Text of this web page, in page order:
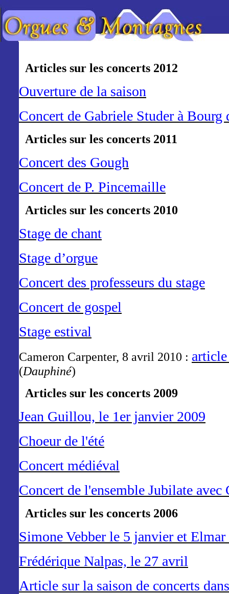
Articles sur les concerts 2012
Ouverture de la saison
Concert de Gabriele Studer à Bourg
Articles sur les concerts 2011
Concert des Gough
Concert de P. Pincemaille
Articles sur les concerts 2010
Stage de chant
Stage d’orgue
Concert des professeurs du stage
Concert de gospel
Stage estival
Cameron Carpenter, 8 avril 2010 :
(Dauphiné)
Articles sur les concerts 2009
Jean Guillou, le 1er janvier 2009
Choeur de l'été
Concert médiéval
Concert de l'ensemble Jubilate
Articles sur les concerts 2006
Simone Vebber le 5 janvier et
Frédérique Nalpas, le 27 avril
Article sur la saison de concerts